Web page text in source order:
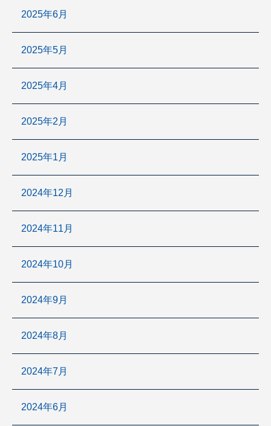
2025年6月
2025年5月
2025年4月
2025年2月
2025年1月
2024年12月
2024年11月
2024年10月
2024年9月
2024年8月
2024年7月
2024年6月